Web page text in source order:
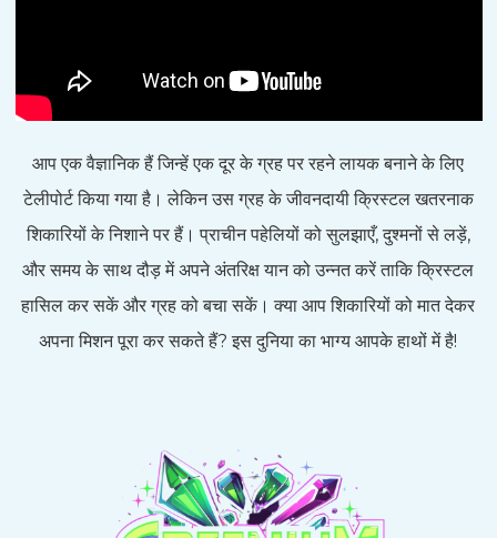
आप एक वैज्ञानिक हैं जिन्हें एक दूर के ग्रह पर रहने लायक बनाने के लिए
टेलीपोर्ट किया गया है। लेकिन उस ग्रह के जीवनदायी क्रिस्टल खतरनाक
शिकारियों के निशाने पर हैं। प्राचीन पहेलियों को सुलझाएँ, दुश्मनों से लड़ें,
और समय के साथ दौड़ में अपने अंतरिक्ष यान को उन्नत करें ताकि क्रिस्टल
हासिल कर सकें और ग्रह को बचा सकें। क्या आप शिकारियों को मात देकर
अपना मिशन पूरा कर सकते हैं? इस दुनिया का भाग्य आपके हाथों में है!